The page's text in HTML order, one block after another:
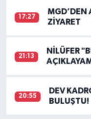
17:27
MGD’DEN
ZİYARET
21:13
NİLÜFER
20:55
DEV
BULUŞTU!